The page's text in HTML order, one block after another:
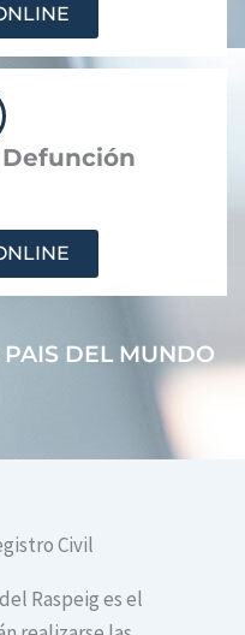
DEL MUNDO
Civil
Raspeig es el